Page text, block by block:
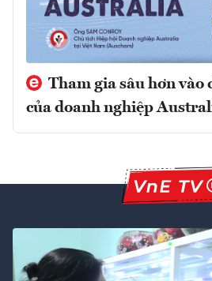
Tham gia sâu hơn vào
của doanh nghiệp